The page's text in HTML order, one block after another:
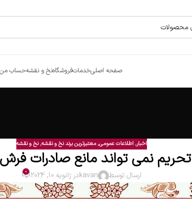
صفحه اصلیخدماتفروشگاهنخ و نقشهحساب
اخبار,اطلاعات عمومی,معتبرترین برند نخ و نقشه,نخ و نقشه
تحریم نمی تواند مانع صادرات
ارسال توسط kavanدر ژانویه 10, 2024 0